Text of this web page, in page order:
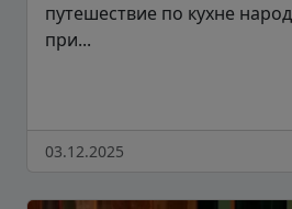
путешествие по кухне
при...
03.12.2025